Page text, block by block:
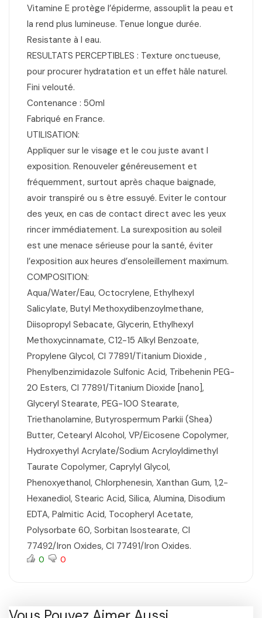
Vitamine E protège l’épiderme, assouplit la peau et
la rend plus lumineuse. Tenue longue durée.
Resistante à l eau.
RESULTATS PERCEPTIBLES : Texture onctueuse,
pour procurer hydratation et un effet hâle naturel.
Fini velouté.
Contenance : 50ml
Fabriqué en France.
UTILISATION:
Appliquer sur le visage et le cou juste avant l
exposition. Renouveler généreusement et
fréquemment, surtout après chaque baignade,
avoir transpiré ou s être essuyé. Eviter le contour
des yeux, en cas de contact direct avec les yeux
rincer immédiatement. La surexposition au soleil
est une menace sérieuse pour la santé, éviter
l’exposition aux heures d’ensoleillement maximum.
COMPOSITION:
Aqua/Water/Eau, Octocrylene, Ethylhexyl
Salicylate, Butyl Methoxydibenzoylmethane,
Diisopropyl Sebacate, Glycerin, Ethylhexyl
Methoxycinnamate, C12-15 Alkyl Benzoate,
Propylene Glycol, CI 77891/Titanium Dioxide ,
Phenylbenzimidazole Sulfonic Acid, Tribehenin PEG-
20 Esters, CI 77891/Titanium Dioxide [nano],
Glyceryl Stearate, PEG-100 Stearate,
Triethanolamine, Butyrospermum Parkii (Shea)
Butter, Cetearyl Alcohol, VP/Eicosene Copolymer,
Hydroxyethyl Acrylate/Sodium Acryloyldimethyl
Taurate Copolymer, Caprylyl Glycol,
Phenoxyethanol, Chlorphenesin, Xanthan Gum, 1,2-
Hexanediol, Stearic Acid, Silica, Alumina, Disodium
EDTA, Palmitic Acid, Tocopheryl Acetate,
Polysorbate 60, Sorbitan Isostearate, CI
77492/Iron Oxides, CI 77491/Iron Oxides.
0 0